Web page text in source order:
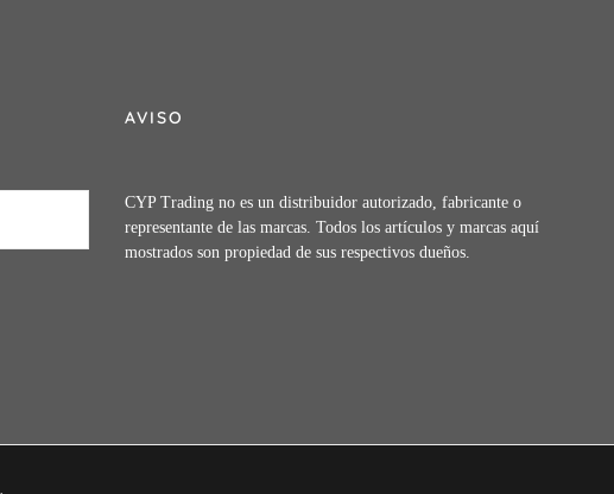
AVISO
CYP Trading no es un distribuidor autorizado, fabricante o
representante de las marcas. Todos los artículos y marcas aquí
mostrados son propiedad de sus respectivos dueños.